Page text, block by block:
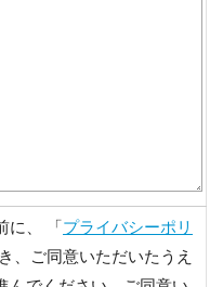
に、 「プライバシーポリ
、ご同意いただいたうえ